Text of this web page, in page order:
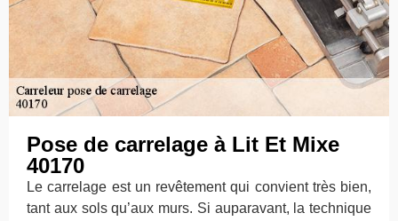
Pose de carrelage à Lit Et Mixe
40170
Le carrelage est un revêtement qui convient très bien,
tant aux sols qu’aux murs. Si auparavant, la technique